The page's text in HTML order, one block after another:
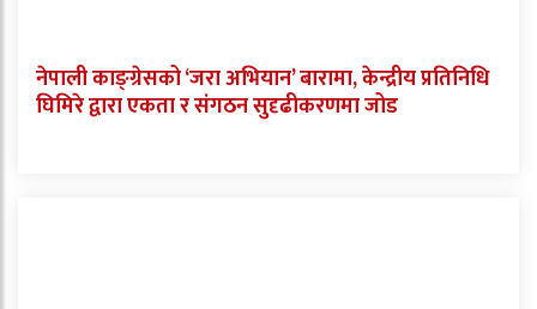
नेपाली काङ्ग्रेसको ‘जरा अभियान’ बारामा, केन्द्रीय प्रतिनिधि
घिमिरे द्वारा एकता र संगठन सुदृढीकरणमा जोड